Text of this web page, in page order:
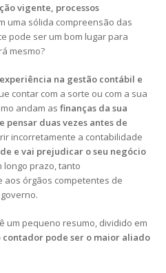
vigente, processos
uma sólida compreensão das
pode ser um bom lugar para
mesmo?
na gestão contábil e
contar com a sorte ou com a sua
andam asfinanças da sua
pensar duas vezes antes de
incorretamente a contabilidade
e vai prejudicar o seu negócio
longo prazo, tanto
órgãos competentes de
um pequeno resumo, dividido em
contador pode ser o maior aliado